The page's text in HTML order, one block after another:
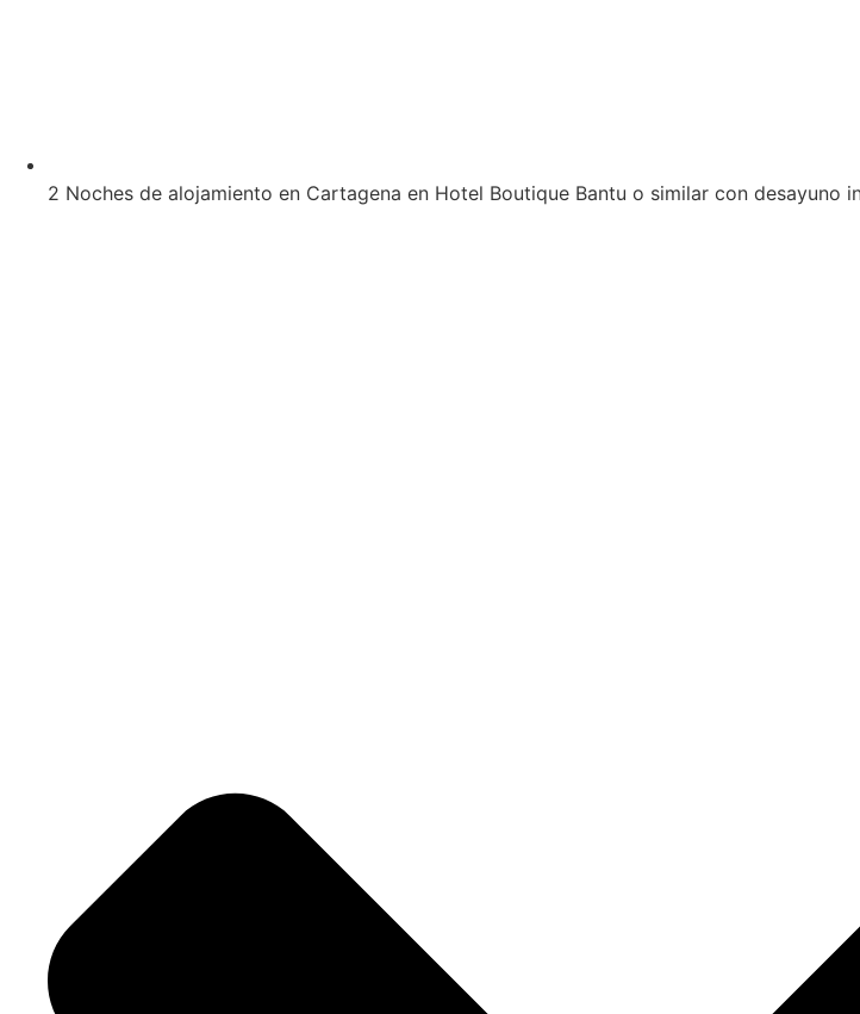
2 Noches de alojamiento en Cartagena en Hotel Boutique Bantu o similar con desayuno